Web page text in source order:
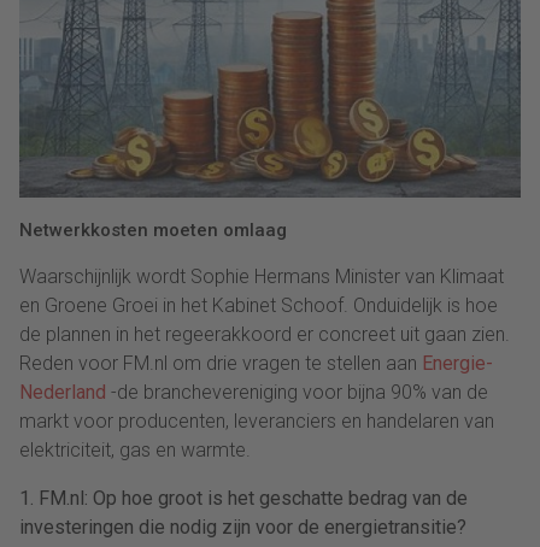
Netwerkkosten moeten omlaag
Waarschijnlijk wordt Sophie Hermans Minister van Klimaat
en Groene Groei in het Kabinet Schoof. Onduidelijk is hoe
de plannen in het regeerakkoord er concreet uit gaan zien.
Reden voor FM.nl om drie vragen te stellen aan Energie-
Nederland -de branchevereniging voor bijna 90% van de
markt voor producenten, leveranciers en handelaren van
elektriciteit, gas en warmte.
1. FM.nl: Op hoe groot is het geschatte bedrag van de
investeringen die nodig zijn voor de energietransitie?